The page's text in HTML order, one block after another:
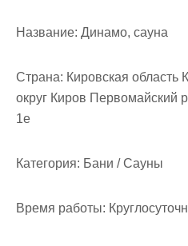
Название: Динамо, сауна
Страна: Кировская область
округ Киров Первомайский
1е
Категория: Бани / Сауны
Время работы: